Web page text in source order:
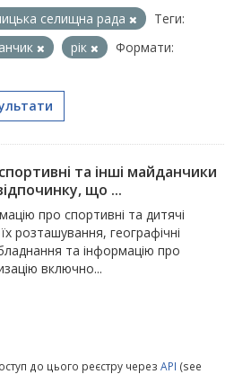
селищна рада
Теги:
рік
Формати:
та інші майданчики
що ...
про спортивні та дитячі
розташування, географічні
та інформацію про
включно...
до цього реєстру через API (see